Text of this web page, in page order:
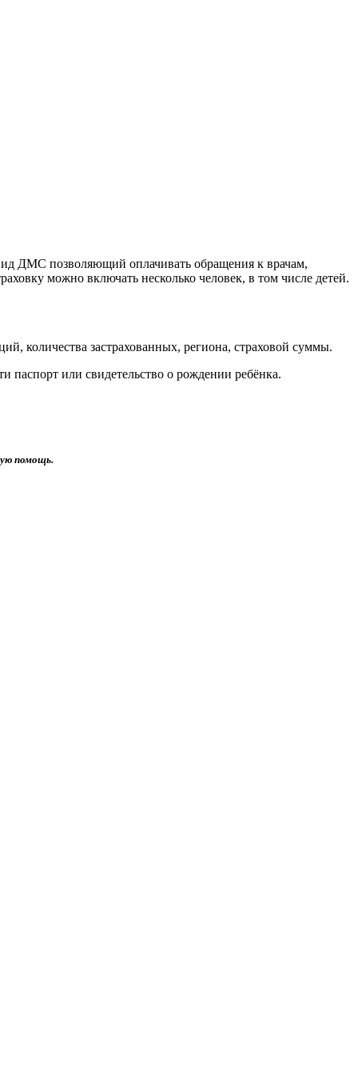
ДМС позволяющий оплачивать обращения к врачам,
можно включать несколько человек, в том числе детей.
количества застрахованных, региона, страховой суммы.
паспорт или свидетельство о рождении ребёнка.
помощь.